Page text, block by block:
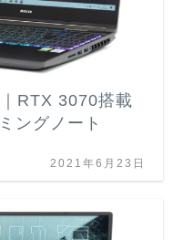
RTX 3070搭載
ングノート
2021年6月23日